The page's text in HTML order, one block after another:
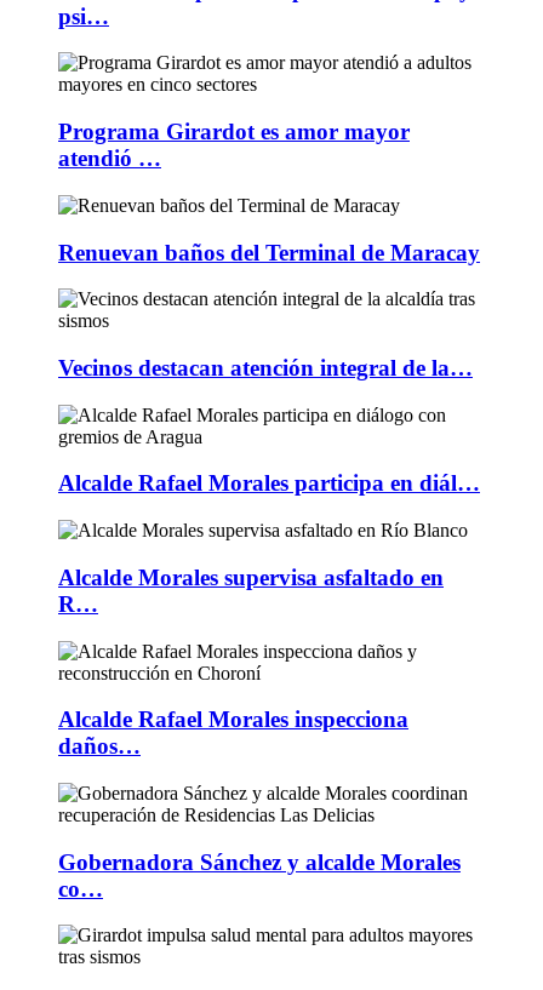
psi…
Programa Girardot es amor mayor
atendió …
Renuevan baños del Terminal de Maracay
Vecinos destacan atención integral de la…
Alcalde Rafael Morales participa en diál…
Alcalde Morales supervisa asfaltado en
R…
Alcalde Rafael Morales inspecciona
daños…
Gobernadora Sánchez y alcalde Morales
co…